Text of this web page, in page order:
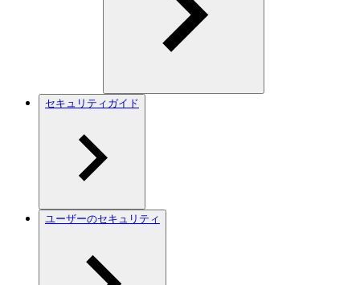
セキュリティガイド
ユーザーのセキュリティ